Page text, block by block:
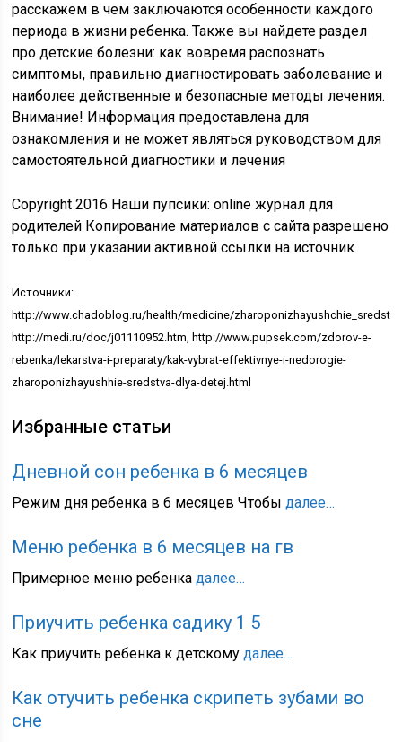
расскажем в чем заключаются особенности каждого
периода в жизни ребенка. Также вы найдете раздел
про детские болезни: как вовремя распознать
симптомы, правильно диагностировать заболевание и
наиболее действенные и безопасные методы лечения.
Внимание! Информация предоставлена для
ознакомления и не может являться руководством для
самостоятельной диагностики и лечения
Copyright 2016 Наши пупсики: online журнал для
родителей Копирование материалов с сайта разрешено
только при указании активной ссылки на источник
Источники:
http://www.chadoblog.ru/health/medicine/
http://medi.ru/doc/j01110952.htm, http://www.pupsek.com/zdorov-e-
rebenka/lekarstva-i-preparaty/kak-vybrat-effektivnye-i-nedorogie-
zharoponizhayushhie-sredstva-dlya-detej.html
Избранные статьи
Дневной сон ребенка в 6 месяцев
Режим дня ребенка в 6 месяцев Чтобыдалее…
Меню ребенка в 6 месяцев на гв
Примерное меню ребенкадалее…
Приучить ребенка садику 1 5
Как приучить ребенка к детскомудалее…
Как отучить ребенка скрипеть зубами во
сне